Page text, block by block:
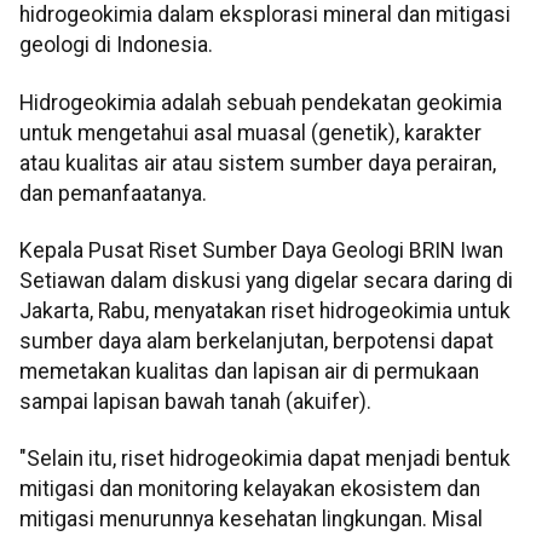
hidrogeokimia dalam eksplorasi mineral dan mitigasi
geologi di Indonesia.
Hidrogeokimia adalah sebuah pendekatan geokimia
untuk mengetahui asal muasal (genetik), karakter
atau kualitas air atau sistem sumber daya perairan,
dan pemanfaatanya.
Kepala Pusat Riset Sumber Daya Geologi BRIN Iwan
Setiawan dalam diskusi yang digelar secara daring di
Jakarta, Rabu, menyatakan riset hidrogeokimia untuk
sumber daya alam berkelanjutan, berpotensi dapat
memetakan kualitas dan lapisan air di permukaan
sampai lapisan bawah tanah (akuifer).
"Selain itu, riset hidrogeokimia dapat menjadi bentuk
mitigasi dan monitoring kelayakan ekosistem dan
mitigasi menurunnya kesehatan lingkungan. Misal